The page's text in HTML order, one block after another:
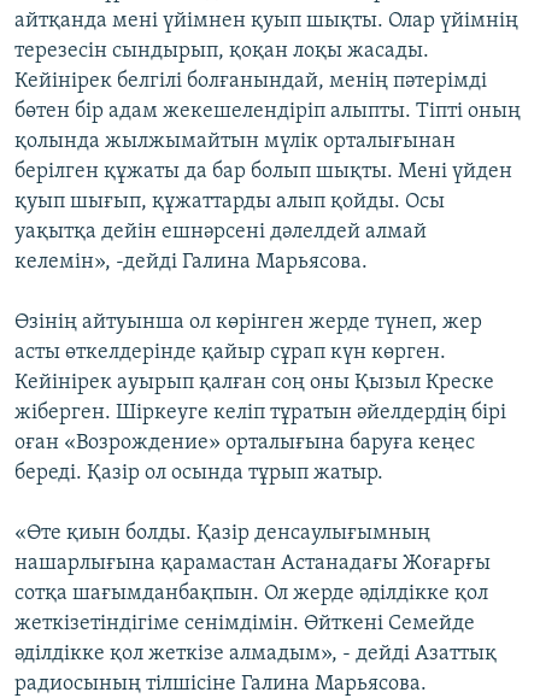
айтқанда мені үйімнен қуып шықты. Олар үйімнің
терезесін сындырып, қоқан лоқы жасады.
Кейінірек белгілі болғанындай, менің пәтерімді
бөтен бір адам жекешелендіріп алыпты. Тіпті оның
қолында жылжымайтын мүлік орталығынан
берілген құжаты да бар болып шықты. Мені үйден
қуып шығып, құжаттарды алып қойды. Осы
уақытқа дейін ешнәрсені дәлелдей алмай
келемін», -дейді Галина Марьясова.
Өзінің айтуынша ол көрінген жерде түнеп, жер
асты өткелдерінде қайыр сұрап күн көрген.
Кейінірек ауырып қалған соң оны Қызыл Креске
жіберген. Шіркеуге келіп тұратын әйелдердің бірі
оған «Возрождение» орталығына баруға кеңес
береді. Қазір ол осында тұрып жатыр.
«Өте қиын болды. Қазір денсаулығымның
нашарлығына қарамастан Астанадағы Жоғарғы
сотқа шағымданбақпын. Ол жерде әділдікке қол
жеткізетіндігіме сенімдімін. Өйткені Семейде
әділдікке қол жеткізе алмадым», - дейді Азаттық
радиосының тілшісіне Галина Марьясова.